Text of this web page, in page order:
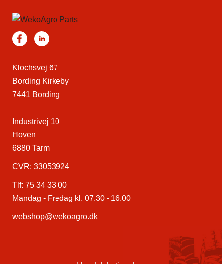
Klochsvej 67
Bording Kirkeby
7441 Bording
Industrivej 10
Hoven
6880 Tarm
CVR: 33053924
Tlf: 75 34 33 00
Mandag - Fredag kl. 07.30 - 16.00
webshop@wekoagro.dk